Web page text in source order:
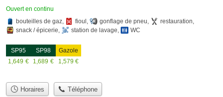
Ouvert en continu
bouteilles de gaz, fioul, gonflage de pneu, restauration,
snack / épicerie, station de lavage, WC
SP95
1,649 €
SP98
1,689 €
Gazole
1,579 €
Horaires Téléphone